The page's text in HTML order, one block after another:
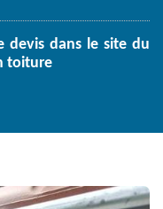
devis dans le site du
toiture